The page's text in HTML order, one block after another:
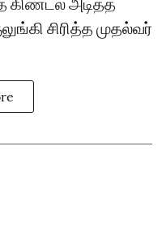
சிரித்த முதல்வர்